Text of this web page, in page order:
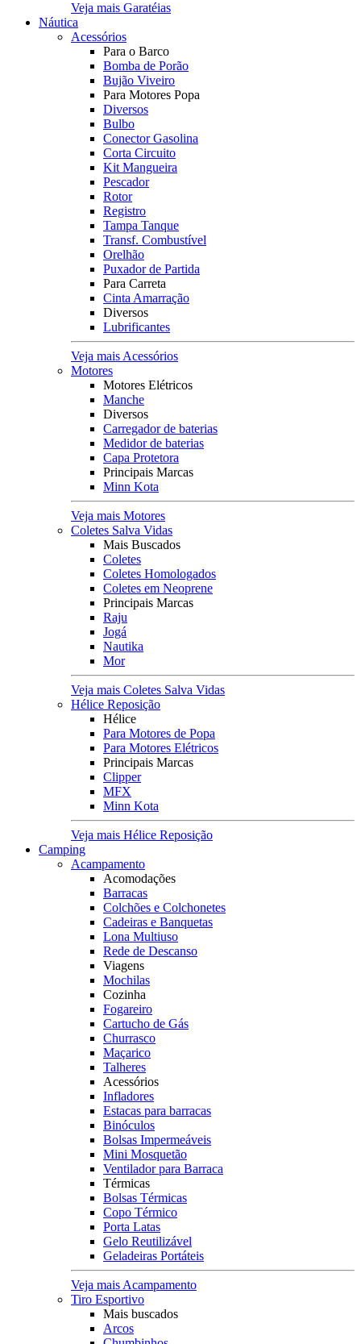
Veja mais Garatéias
Náutica
Acessórios
Para o Barco
Bomba de Porão
Bujão Viveiro
Para Motores Popa
Diversos
Bulbo
Conector Gasolina
Corta Circuito
Kit Mangueira
Pescador
Rotor
Registro
Tampa Tanque
Transf. Combustível
Orelhão
Puxador de Partida
Para Carreta
Cinta Amarração
Diversos
Lubrificantes
Veja mais Acessórios
Motores
Motores Elétricos
Manche
Diversos
Carregador de baterias
Medidor de baterias
Capa Protetora
Principais Marcas
Minn Kota
Veja mais Motores
Coletes Salva Vidas
Mais Buscados
Coletes
Coletes Homologados
Coletes em Neoprene
Principais Marcas
Raju
Jogá
Nautika
Mor
Veja mais Coletes Salva Vidas
Hélice Reposição
Hélice
Para Motores de Popa
Para Motores Elétricos
Principais Marcas
Clipper
MFX
Minn Kota
Veja mais Hélice Reposição
Camping
Acampamento
Acomodações
Barracas
Colchões e Colchonetes
Cadeiras e Banquetas
Lona Multiuso
Rede de Descanso
Viagens
Mochilas
Cozinha
Fogareiro
Cartucho de Gás
Churrasco
Maçarico
Talheres
Acessórios
Infladores
Estacas para barracas
Binóculos
Bolsas Impermeáveis
Mini Mosquetão
Ventilador para Barraca
Térmicas
Bolsas Térmicas
Copo Térmico
Porta Latas
Gelo Reutilizável
Geladeiras Portáteis
Veja mais Acampamento
Tiro Esportivo
Mais buscados
Arcos